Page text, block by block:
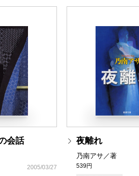
会話
2005/03/27
夜離れ
乃南アサ／著
539円